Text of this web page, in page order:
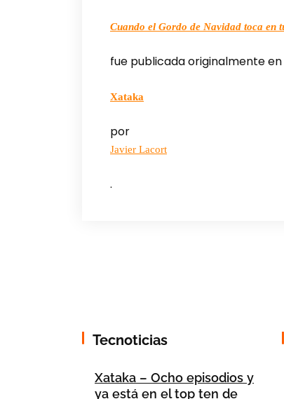
Cuando el Gordo de Navidad toca en
fue publicada originalmente en
Xataka
por
Javier Lacort
.
Tecnoticias
Xataka – Ocho episodios y
ya está en el top ten de